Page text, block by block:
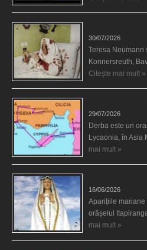
30/07/2026
Teresa Neumann
Konnersreuth,
Citește mai mult »
29/07/2026
Derba este un
Lycaonia, în
mai mult »
16/06/2026
Aparițiile mariane
orășelul
mai mult »